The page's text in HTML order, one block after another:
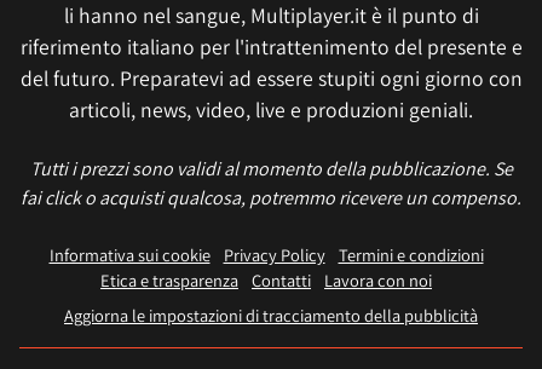
li hanno nel sangue, Multiplayer.it è il punto di
riferimento italiano per l'intrattenimento del presente e
del futuro. Preparatevi ad essere stupiti ogni giorno con
articoli, news, video, live e produzioni geniali.
Tutti i prezzi sono validi al momento della pubblicazione. Se
fai click o acquisti qualcosa, potremmo ricevere un compenso.
Informativa sui cookie Privacy Policy
Termini e condizioni
Etica e trasparenza Contatti
Lavora con noi
Aggiorna le impostazioni di tracciamento della pubblicità